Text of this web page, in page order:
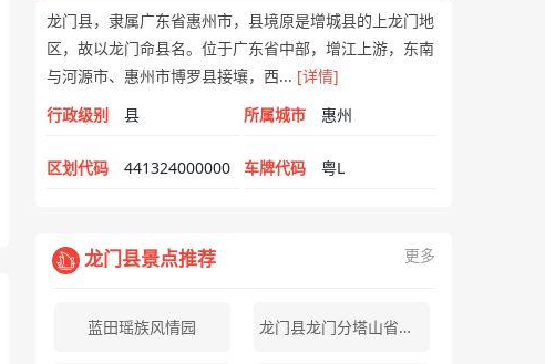
龙门县，隶属广东省惠州市，县境原是增城县的上龙门地
区，故以龙门命县名。位于广东省中部，增江上游，东南
与河源市、惠州市博罗县接壤，西... [详情]
行政级别
县 所属城市 惠州
区划代码 441324000000 车牌代码 粤L
龙门县景点推荐 更多
蓝田瑶族风情园 龙门县龙门分塔山省级森林公园